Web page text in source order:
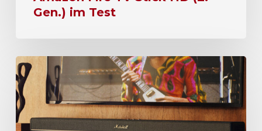
Gen.) im Test